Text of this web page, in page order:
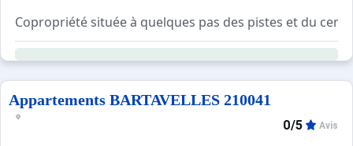
Copropriété située à quelques pas des pistes et du
Résidence sans ascenseur, sécurisée avec digicode.
Casiers à skis et local poubelle au rez-de-chaussée du
Navette gratuite à 5 minutes de
Parking payant de la face de Bellevarde à proximité.
Appartements BARTAVELLES 210041
0/5 Avis